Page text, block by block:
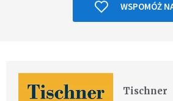
WSPOMÓŻ
Tischner